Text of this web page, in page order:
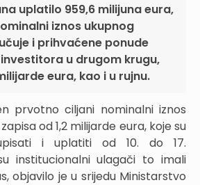
uplatilo 959,6 milijuna eura,
iznos ukupnog
i prihvaćene ponude
u drugom krugu,
eura, kao i u rujnu.
prvotno ciljani nominalni iznos
od 1,2 milijarde eura, koje su
i uplatiti od 10. do 17.
institucionalni ulagači to imali
objavilo je u srijedu Ministarstvo